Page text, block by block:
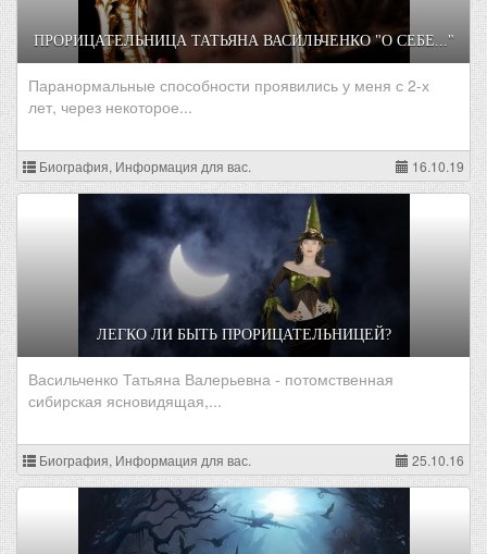
ПРОРИЦАТЕЛЬНИЦА ТАТЬЯНА ВАСИЛЬЧЕНКО "О СЕБЕ..."
Паранормальные способности проявились у меня с 2-х
лет, через некоторое...
Биография, Информация для вас. 16.10.19
ЛЕГКО ЛИ БЫТЬ ПРОРИЦАТЕЛЬНИЦЕЙ?
Васильченко Татьяна Валерьевна - потомственная
сибирская ясновидящая,...
Биография, Информация для вас. 25.10.16